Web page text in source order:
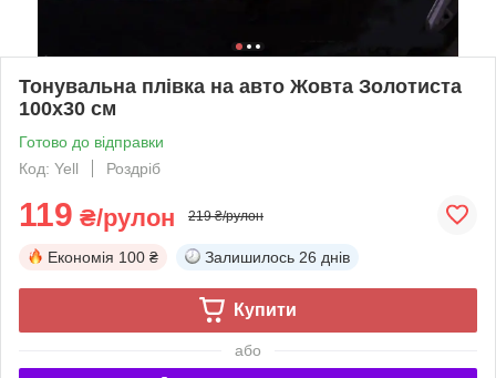
Тонувальна плівка на авто Жовта Золотиста
100х30 см
Готово до відправки
Код: Yell
Роздріб
119 ₴/рулон 219 ₴/рулон
Економія 100 ₴ Залишилось 26 днів
Купити
або